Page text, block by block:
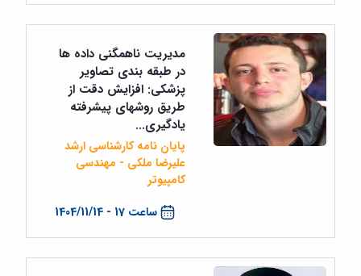
ساعت 17 - 1404/11/14
مدیریت ناهمگنی داده ها
در طبقه بندی تصاویر
پزشکی: افزایش دقت از
طریق روشهای پیشرفته
یادگیری...
پایان نامه کارشناسی ارشد
علیرضا ملکی - مهندسی
کامپیوتر